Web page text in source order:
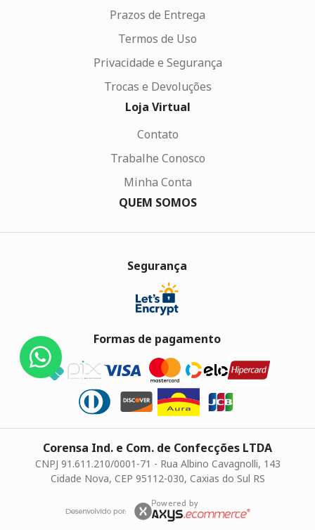
Prazos de Entrega
Termos de Uso
Privacidade e Segurança
Trocas e Devoluções
Loja Virtual
Contato
Trabalhe Conosco
Minha Conta
QUEM SOMOS
Segurança
Formas de pagamento
Corensa Ind. e Com. de Confecções LTDA
CNPJ 91.611.210/0001-71 - Rua Albino Cavagnolli, 143
Cidade Nova, CEP 95112-030, Caxias do Sul RS